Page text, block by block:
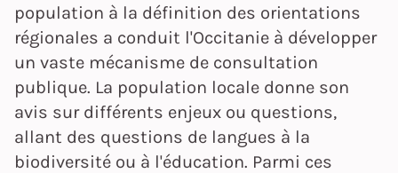
population à la définition des orientations
régionales a conduit l'Occitanie à développer
un vaste mécanisme de consultation
publique. La population locale donne son
avis sur différents enjeux ou questions,
allant des questions de langues à la
biodiversité ou à l'éducation. Parmi ces